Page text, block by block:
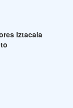
Iztacala